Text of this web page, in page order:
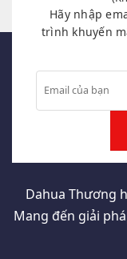
Hãy nhập
trình khuyến
Dahua Thương
Mang đến giải